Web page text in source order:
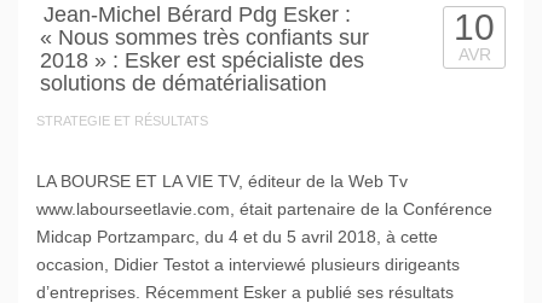
Jean-Michel Bérard Pdg Esker :
« Nous sommes très confiants sur
2018 » : Esker est spécialiste des
solutions de dématérialisation
STRATEGIE ET RÉSULTATS
10
AVR
LA BOURSE ET LA VIE TV, éditeur de la Web Tv
www.labourseetlavie.com, était partenaire de la Conférence
Midcap Portzamparc, du 4 et du 5 avril 2018, à cette
occasion, Didier Testot a interviewé plusieurs dirigeants
d’entreprises. Récemment Esker a publié ses résultats